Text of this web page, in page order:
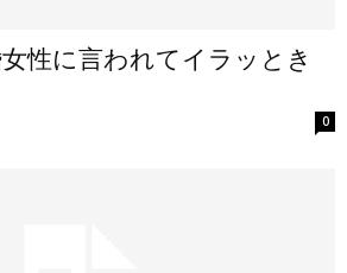
性に言われてイラッとき
0